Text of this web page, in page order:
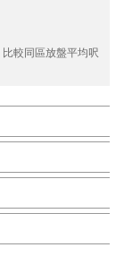
比較同區放盤平均呎